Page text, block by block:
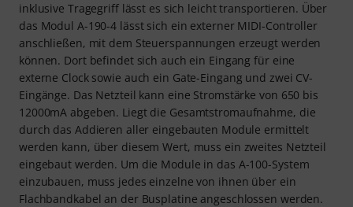
inklusive Tragegriff lässt es sich leicht transportieren. Über
das Modul A-190-4 lässt sich ein externer MIDI-Controller
anschließen, mit dem Steuerspannungen erzeugt werden
können. Dort befindet sich auch ein Eingang für eine
externe Clock sowie auch ein Gate-Eingang und zwei CV-
Eingänge. Das Netzteil kann eine Stromstärke von 650 bis
12000mA abgeben. Liegt die Gesamtstromaufnahme, die
durch das Addieren aller eingebauten Module ermittelt
werden kann, über diesem Wert, muss ein zweites Netzteil
eingebaut werden. Um die Module in das A-100-System
einzubauen, muss jedes einzelne von ihnen über ein
Flachbandkabel an der Busplatine angeschlossen werden.